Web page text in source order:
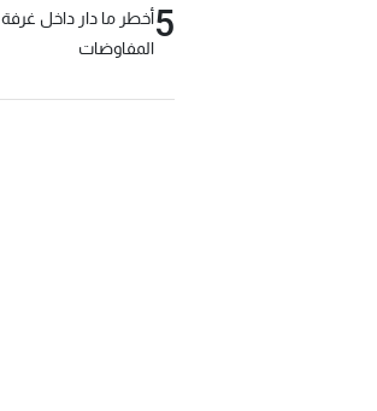
5أخطر ما دار داخل غرفة
المفاوضات